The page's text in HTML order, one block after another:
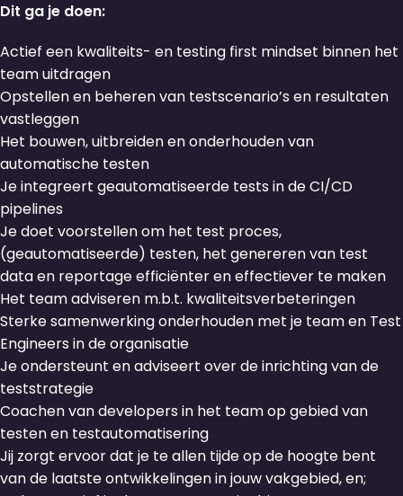
Dit ga je doen:
Actief een kwaliteits- en testing first mindset binnen het
team uitdragen
Opstellen en beheren van testscenario’s en resultaten
vastleggen
Het bouwen, uitbreiden en onderhouden van
automatische testen
Je integreert geautomatiseerde tests in de CI/CD
pipelines
Je doet voorstellen om het test proces,
(geautomatiseerde) testen, het genereren van test
data en reportage efficiënter en effectiever te maken
Het team adviseren m.b.t. kwaliteitsverbeteringen
Sterke samenwerking onderhouden met je team en Test
Engineers in de organisatie
Je ondersteunt en adviseert over de inrichting van de
teststrategie
Coachen van developers in het team op gebied van
testen en testautomatisering
Jij zorgt ervoor dat je te allen tijde op de hoogte bent
van de laatste ontwikkelingen in jouw vakgebied, en;